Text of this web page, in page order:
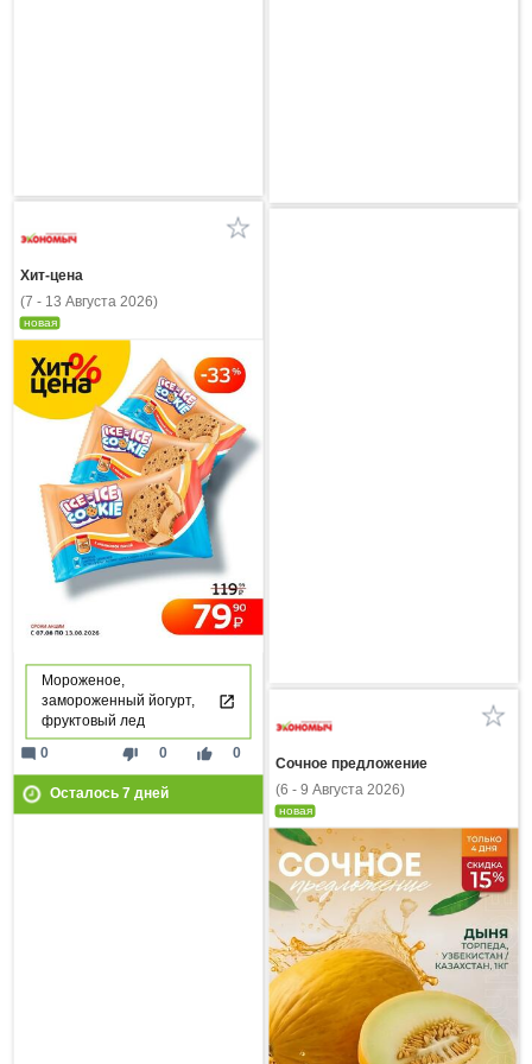
Хит-цена
(7 - 13 Августа 2026)
новая
Мороженое,
замороженный йогурт,
фруктовый лед
thumb_down 0 thumb_up 0
mode_comment 0
Осталось 7дней
Сочное предложение
(6 - 9 Августа 2026)
новая